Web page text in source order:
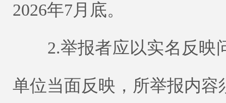
2026年7月底。
2.举报者应以实名反映
单位当面反映，所举报内